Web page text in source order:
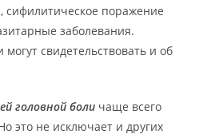
сифилитическое поражение
заболевания.
свидетельствовать и об
головной боли чаще всего
это не исключает и других